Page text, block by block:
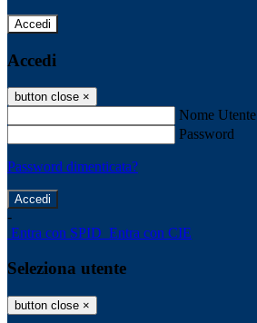
Accedi
Accedi
button close ×
Nome Utente
Password
Password dimenticata?
-
Entra con SPID Entra con CIE
Seleziona utente
button close ×